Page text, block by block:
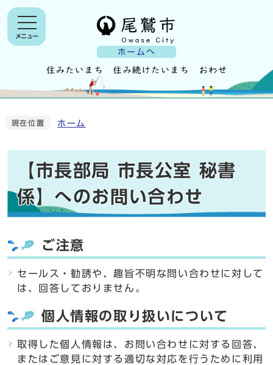
ホームへ
メニュー
現在位置 ホーム
【市長部局 市長公室 秘書
係】へのお問い合わせ
ご注意
セールス・勧誘や、趣旨不明な問い合わせに対して
は、回答しておりません。
個人情報の取り扱いについて
取得した個人情報は、お問い合わせに対する回答、
またはご意見に対する適切な対応を行うために利用